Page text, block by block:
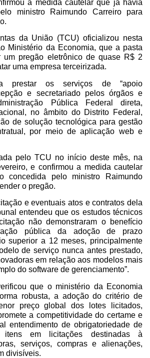
a medida cautelar que já havia
ministro Raimundo Carreiro para
da União (TCU) oficializou nesta
Ministério da Economia, que a pasta
um pregão eletrônico de quase R$ 2
uma empresa terceirizada.
prestar os serviços de “apoio
e secretariado pelos órgãos e
Pública Federal direta,
no âmbito do Distrito Federal,
de solução tecnológica para gestão
por meio de aplicação web e
pelo TCU no início deste mês, na
e confirmou a medida cautelar
concedida pelo ministro Raimundo
o pregão.
e eventuais atos e contratos dela
entendeu que os estudos técnicos
não demonstraram o benefício
pública da adoção de prazo
superior a 12 meses, principalmente
de serviço nunca antes prestado,
em relação aos modelos mais
do software de gerenciamento”.
que o ministério da Economia
robusta, a adoção do critério de
preço global dos lotes licitados,
a competitividade do certame e
entendimento de obrigatoriedade de
itens em licitações destinadas à
serviços, compras e alienações,
divisíveis.